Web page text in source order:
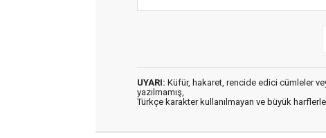
UYARI: Küfür, hakaret, rencide edici cümleler
yazılmamış,
Türkçe karakter kullanılmayan ve büyük